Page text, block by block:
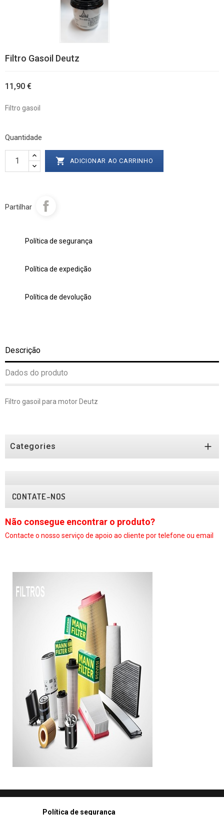
Filtro Gasoil Deutz
11,90 €
Filtro gasoil
Quantidade
 ADICIONAR AO CARRINHO
Partilhar
Política de segurança
Política de expedição
Política de devolução
Descrição
Dados do produto
Filtro gasoil para motor Deutz
Categories 
CONTATE-NOS
Não consegue encontrar o produto?
Contacte o nosso serviço de apoio ao cliente por telefone ou email
Política de segurança